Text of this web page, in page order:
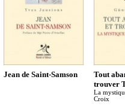
Jean de Saint-Samson
Tout
trouver
La
Croix